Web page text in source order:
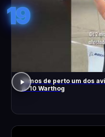
19
Vimos de perto um dos
A-10 Warthog